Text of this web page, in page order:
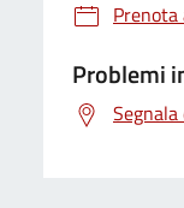
Problemi